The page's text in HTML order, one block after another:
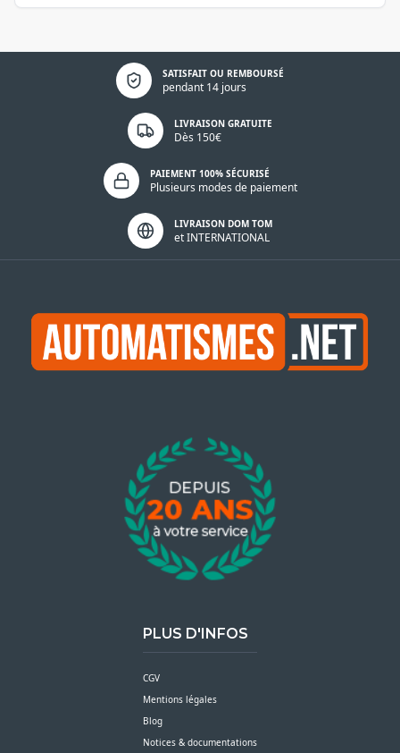
SATISFAIT OU REMBOURSÉ
pendant 14 jours
Politique de confidentialité
LIVRAISON GRATUITE
Dès 150€
PAIEMENT 100% SÉCURISÉ
Plusieurs modes de paiement
LIVRAISON DOM TOM
et INTERNATIONAL
PLUS D'INFOS
CGV
Mentions légales
Blog
Notices & documentations